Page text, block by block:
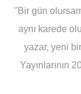
"Bir gün
aynı karede
yazar, yeni
Yayınlarının